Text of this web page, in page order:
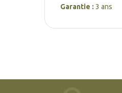
Garantie : 3 ans